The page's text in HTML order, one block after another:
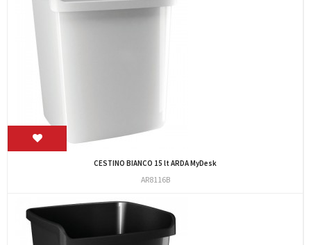
CESTINO BIANCO 15 lt ARDA MyDesk
AR8116B